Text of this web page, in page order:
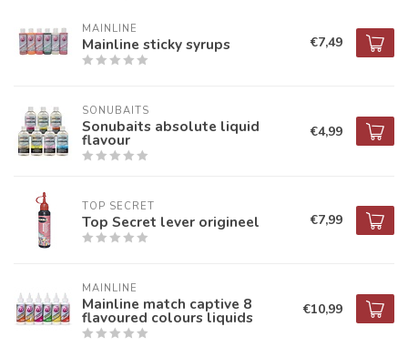
MAINLINE
Mainline sticky syrups €7,49
SONUBAITS
Sonubaits absolute liquid
flavour €4,99
TOP SECRET
Top Secret lever origineel €7,99
MAINLINE
Mainline match captive 8
flavoured colours liquids €10,99